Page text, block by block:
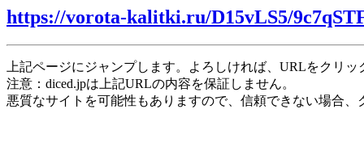
https://vorota-kalitki.ru/D15vLS5/
上記ページにジャンプします。よろしければ、URLをクリ
注意：diced.jpは上記URLの内容を保証しません。
悪質なサイトを可能性もありますので、信頼できない場合、